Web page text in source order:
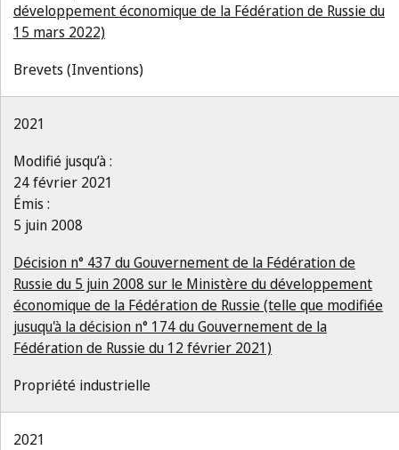
développement économique de la Fédération de Russie du
15 mars 2022)
Brevets (Inventions)
2021
Modifié jusqu’à :
24 février 2021
Émis :
5 juin 2008
Décision n° 437 du Gouvernement de la Fédération de
Russie du 5 juin 2008 sur le Ministère du développement
économique de la Fédération de Russie (telle que modifiée
jusuqu'à la décision n° 174 du Gouvernement de la
Fédération de Russie du 12 février 2021)
Propriété industrielle
2021